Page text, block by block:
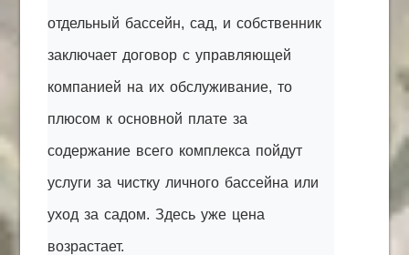
отдельный бассейн, сад, и собственник
заключает договор с управляющей
компанией на их обслуживание, то
плюсом к основной плате за
содержание всего комплекса пойдут
услуги за чистку личного бассейна или
уход за садом. Здесь уже цена
возрастает.